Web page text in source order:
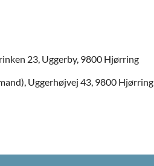
23, Uggerby, 9800 Hjørring
Uggerhøjvej 43, 9800 Hjørring